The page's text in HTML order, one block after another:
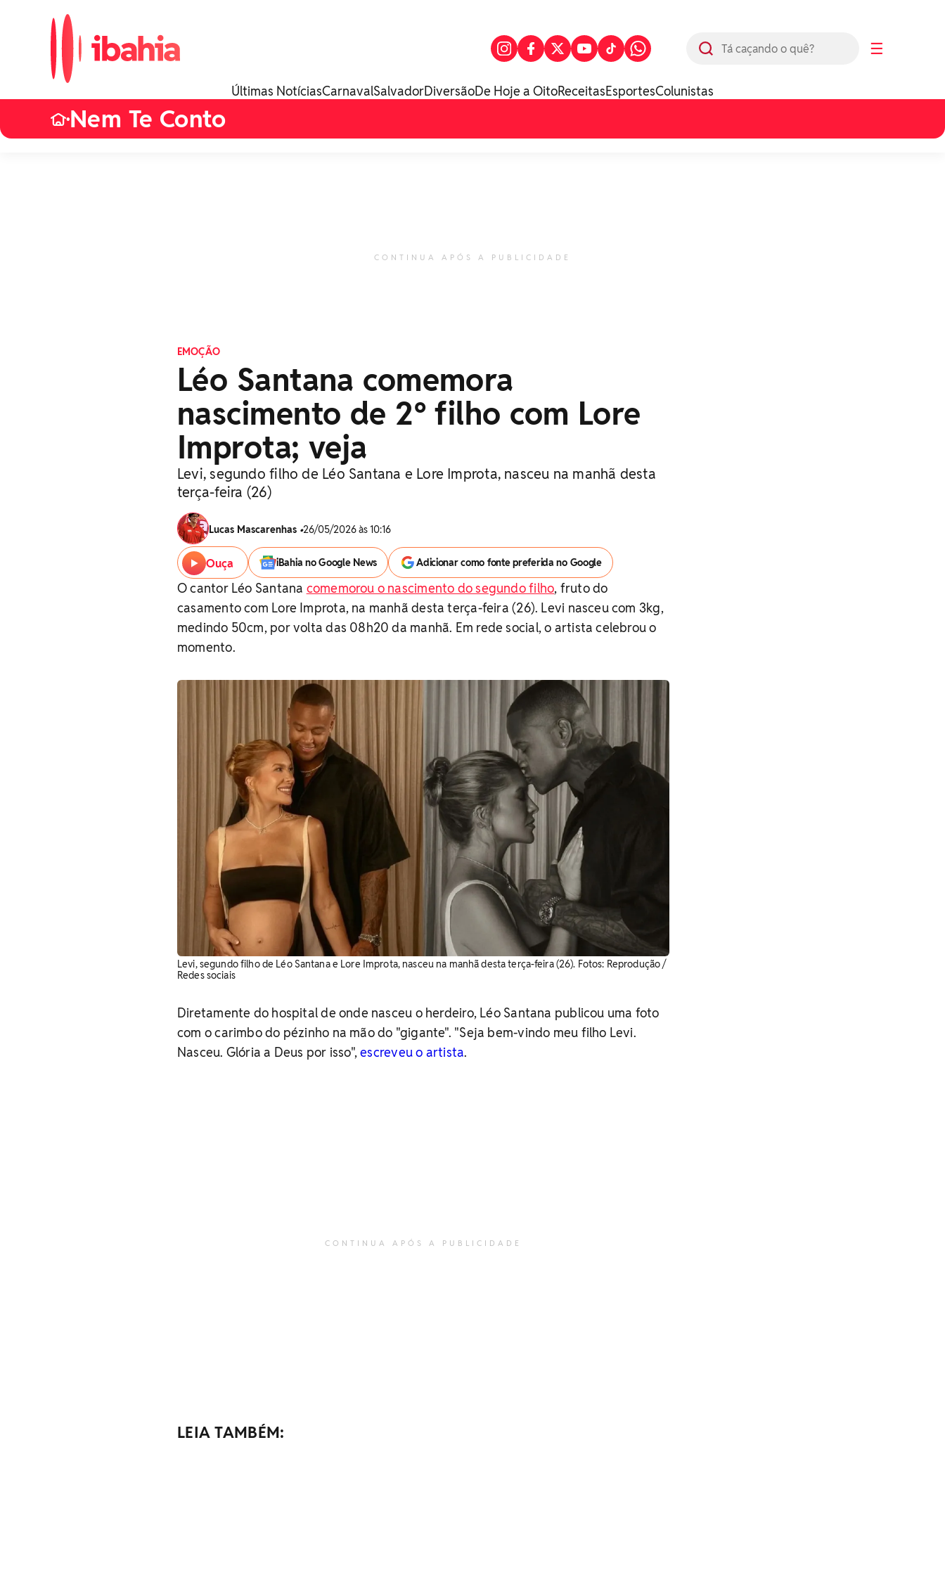
☰
Últimas NotíciasCarnavalSalvadorDiversãoDe Hoje a OitoReceitasEsportesColunistas
•Nem Te Conto
CONTINUA APÓS A PUBLICIDADE
EMOÇÃO
Léo Santana comemora
nascimento de 2º filho com Lore
Improta; veja
Levi, segundo filho de Léo Santana e Lore Improta, nasceu na manhã desta
terça-feira (26)
Lucas Mascarenhas •26/05/2026 às 10:16
Ouça iBahia no Google News Adicionar como fonte preferida no Google
O cantor Léo Santana comemorou o nascimento do segundo filho, fruto do
casamento com Lore Improta, na manhã desta terça-feira (26). Levi nasceu com 3kg,
medindo 50cm, por volta das 08h20 da manhã. Em rede social, o artista celebrou o
momento.
Levi, segundo filho de Léo Santana e Lore Improta, nasceu na manhã desta terça-feira (26). Fotos: Reprodução /
Redes sociais
Diretamente do hospital de onde nasceu o herdeiro, Léo Santana publicou uma foto
com o carimbo do pézinho na mão do "gigante". "Seja bem-vindo meu filho Levi.
Nasceu. Glória a Deus por isso",escreveu o artista.
CONTINUA APÓS A PUBLICIDADE
LEIA TAMBÉM: